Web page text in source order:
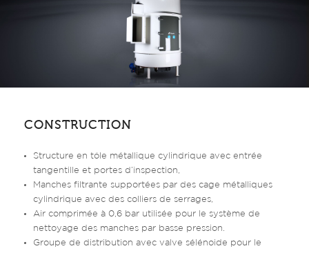
CONSTRUCTION
Structure en tôle métallique cylindrique avec entrée
tangentille et portes d’inspection,
Manches filtrante supportées par des cage métalliques
cylindrique avec des colliers de serrages,
Air comprimée à 0,6 bar utilisée pour le système de
nettoyage des manches par basse pression.
Groupe de distribution avec valve sélénoide pour le